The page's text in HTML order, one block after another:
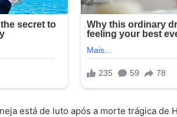
está de luto após a morte trágica de